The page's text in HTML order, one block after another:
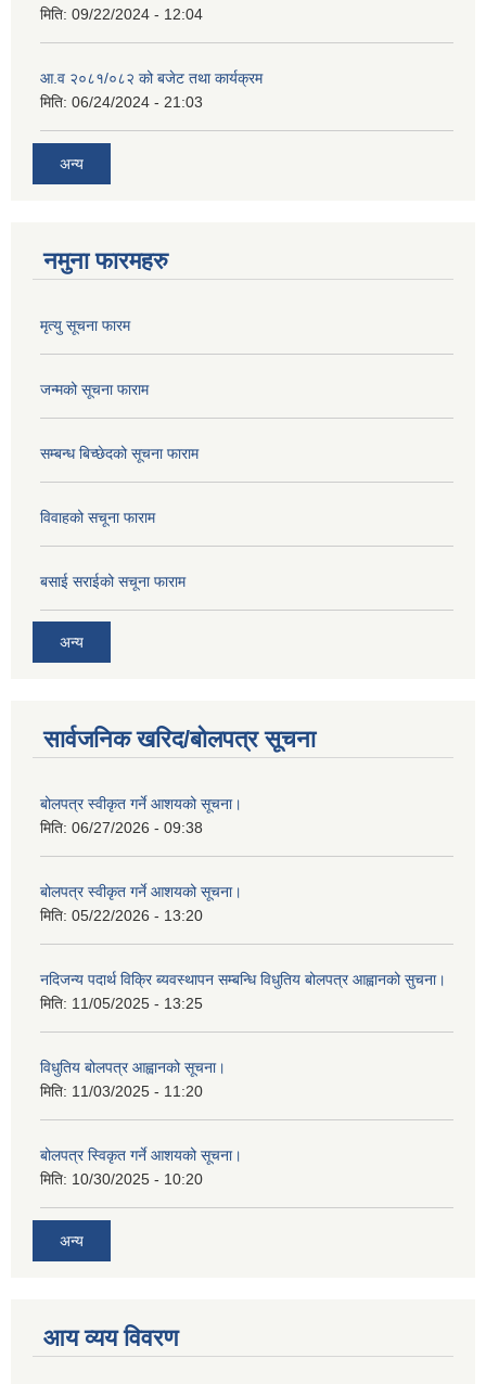
मिति: 09/22/2024 - 12:04
आ.व २०८१/०८२ को बजेट तथा कार्यक्रम
मिति: 06/24/2024 - 21:03
अन्य
नमुना फारमहरु
मृत्यु सूचना फारम
जन्मको सूचना फाराम
सम्बन्ध बिच्छेदको सूचना फाराम
विवाहको सचूना फाराम
बसाई सराईको सचूना फाराम
अन्य
सार्वजनिक खरिद/बोलपत्र सूचना
बोलपत्र स्वीकृत गर्ने आशयको सूचना।
मिति: 06/27/2026 - 09:38
बोलपत्र स्वीकृत गर्ने आशयको सूचना।
मिति: 05/22/2026 - 13:20
नदिजन्य पदार्थ विक्रि ब्यवस्थापन सम्बन्धि विधुतिय बोलपत्र आह्वानको सुचना।
मिति: 11/05/2025 - 13:25
विधुतिय बोलपत्र आह्वानको सूचना।
मिति: 11/03/2025 - 11:20
बोलपत्र स्विकृत गर्ने आशयको सूचना।
मिति: 10/30/2025 - 10:20
अन्य
आय व्यय विवरण